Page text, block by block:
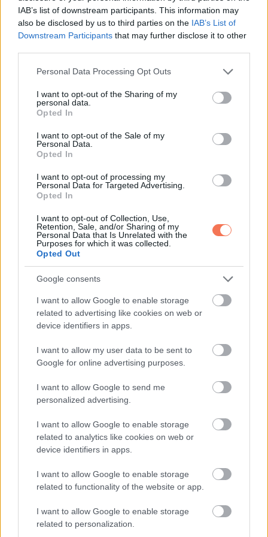
IAB’s list of downstream participants. This information may
also be disclosed by us to third parties on the IAB’s List of
Downstream Participants that may further disclose it to other
Please note that this website/app uses one or more Google
not limited to your visit or usage behaviour. You may click to
grant or deny consent to Google and its third-party tags to
use your data for below specified purposes in below Google
consent section.
Personal Data Processing Opt Outs
I want to opt-out of the Sharing of my
personal data.
Opted In
I want to opt-out of the Sale of my
Personal Data.
Opted In
I want to opt-out of processing my
Personal Data for Targeted Advertising.
Opted In
I want to opt-out of Collection, Use,
Retention, Sale, and/or Sharing of my
Personal Data that Is Unrelated with the
Purposes for which it was collected.
Opted Out
Google consents
I want to allow Google to enable storage
related to advertising like cookies on web or
device identifiers in apps.
I want to allow my user data to be sent to
Google for online advertising purposes.
I want to allow Google to send me
personalized advertising.
I want to allow Google to enable storage
related to analytics like cookies on web or
device identifiers in apps.
I want to allow Google to enable storage
related to functionality of the website or app.
I want to allow Google to enable storage
related to personalization.
Nem számít, mit gondolnak a barátai, a családja vagy bárki
kialakított kapcsolatával.
gondolhatják, hogy ‘ó, ez nem egészséges’, vagy ‘ez rossz’,
de szerintem, ha jó ember vagy, és olyasvalakivel vagy
együtt, akit igazán, igazán szeretsz, és lelki társak vagytok,
az teljesen más dolog.
„Szeretem a házasságomat, szeretem őt, és nem hiszem,
hogy bármi is meggátolna minket abban, hogy mindig így
Oszd meg ezt a posztot:
via